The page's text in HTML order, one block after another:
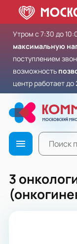
Утром с 7:30 до
максимальную
поступлением
возможность
центр работает до
3